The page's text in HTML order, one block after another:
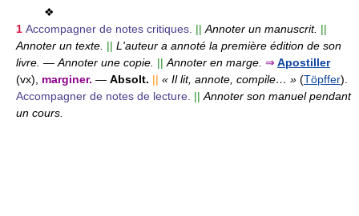
❖
1 Accompagner de notes critiques. || Annoter un manuscrit. ||
Annoter un texte. || L'auteur a annoté la première édition de son
livre. — Annoter une copie. || Annoter en marge. ⇒ Apostiller
(vx),
marginer. — Absolt. || « Il lit, annote, compile… » (Töpffer).
Accompagner de notes de lecture. || Annoter son manuel pendant
un cours.